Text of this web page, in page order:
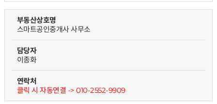
부동산상호명
스마트공인중개사 사무소
담당자
이종화
연락처
클릭 시 자동연결 -> 010-2552-9909